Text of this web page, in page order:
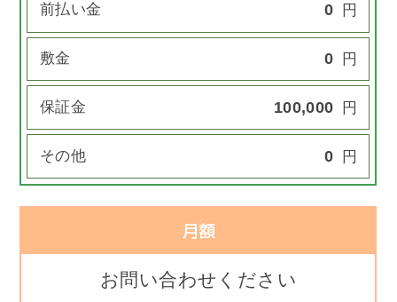
前払い金 0 円
敷金 0 円
保証金 100,000 円
その他 0 円
月額
お問い合わせください